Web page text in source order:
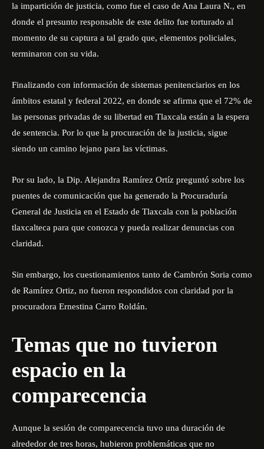
la impartición de justicia, como fue el caso de Ana Laura N., en
donde el presunto responsable de este delito fue torturado al
momento de su captura a tal grado que, elementos policiales,
terminaron con su vida.
Finalizando con información de sistemas penitenciarios en los
ámbitos estatal y federal 2022, en donde se afirma que el 72% de
las personas privadas de su libertad en Tlaxcala están a la espera
de sentencia. Por lo que la procuración de la justicia, sigue
siendo un camino lejano para las víctimas.
Por su lado, la Dip. Alejandra Ramírez Ortíz preguntó sobre los
puentes de comunicación que ha generado la Procuraduría
General de Justicia en el Estado de Tlaxcala con la población
tlaxcalteca para que conozca y pueda realizar denuncias con
claridad.
Sin embargo, los cuestionamientos tanto de Cambrón Soria como
de Ramírez Ortiz, no fueron respondidos con claridad por la
procuradora Ernestina Carro Roldán.
Temas que no tuvieron
espacio en la
comparecencia
Aunque la sesión de comparecencia tuvo una duración de
alrededor de tres horas, hubieron problemáticas que no